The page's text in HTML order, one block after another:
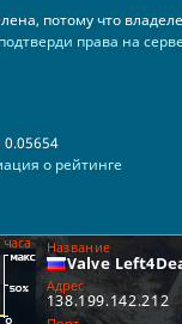
потому что
подтверди права на
о рейтинге